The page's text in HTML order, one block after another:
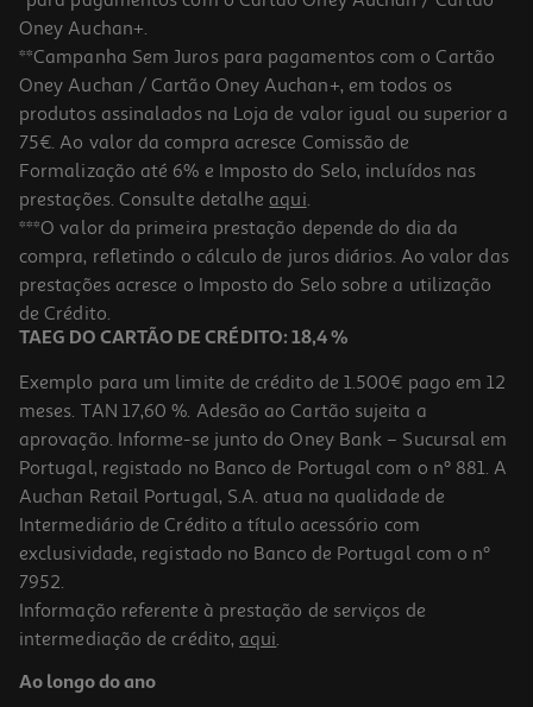
Oney Auchan+.
**Campanha Sem Juros para pagamentos com o Cartão
Oney Auchan / Cartão Oney Auchan+, em todos os
produtos assinalados na Loja de valor igual ou superior a
75€. Ao valor da compra acresce Comissão de
Formalização até 6% e Imposto do Selo, incluídos nas
prestações. Consulte detalhe aqui.
***O valor da primeira prestação depende do dia da
compra, refletindo o cálculo de juros diários. Ao valor das
prestações acresce o Imposto do Selo sobre a utilização
de Crédito.
TAEG DO CARTÃO DE CRÉDITO: 18,4 %
Exemplo para um limite de crédito de 1.500€ pago em 12
meses. TAN 17,60 %. Adesão ao Cartão sujeita a
aprovação. Informe-se junto do Oney Bank – Sucursal em
Portugal, registado no Banco de Portugal com o nº 881. A
Auchan Retail Portugal, S.A. atua na qualidade de
Intermediário de Crédito a título acessório com
exclusividade, registado no Banco de Portugal com o nº
7952.
Informação referente à prestação de serviços de
intermediação de crédito, aqui.
Ao longo do ano